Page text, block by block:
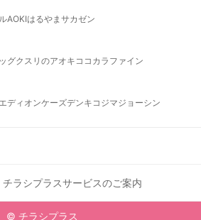
AOKIはるやま サカゼン
グクスリのアオキ ココカラファイン
エディオンケーズデンキ コジマジョーシン
ラシプラスサービスのご案内
© チラシプラス